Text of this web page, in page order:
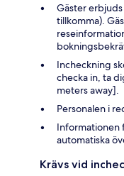
Gäster
tillkomma).
Incheckning
checka in, ta
meters away].
Personalen i
Informationen
automatiska
Krävs vid